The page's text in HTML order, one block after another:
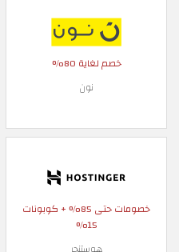
خصم لغاية 80%
نون
خصومات حتى 85% + كوبونات
15%